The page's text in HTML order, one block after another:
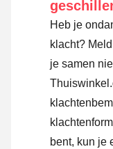
Heb je
klacht?
je samen
bent, kun je